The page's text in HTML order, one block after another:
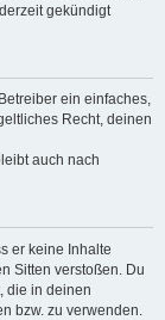
gekündigt
ein einfaches,
Recht, deinen
auch nach
er keine Inhalte
Sitten verstoßen. Du
die in deinen
bzw. zu verwenden.